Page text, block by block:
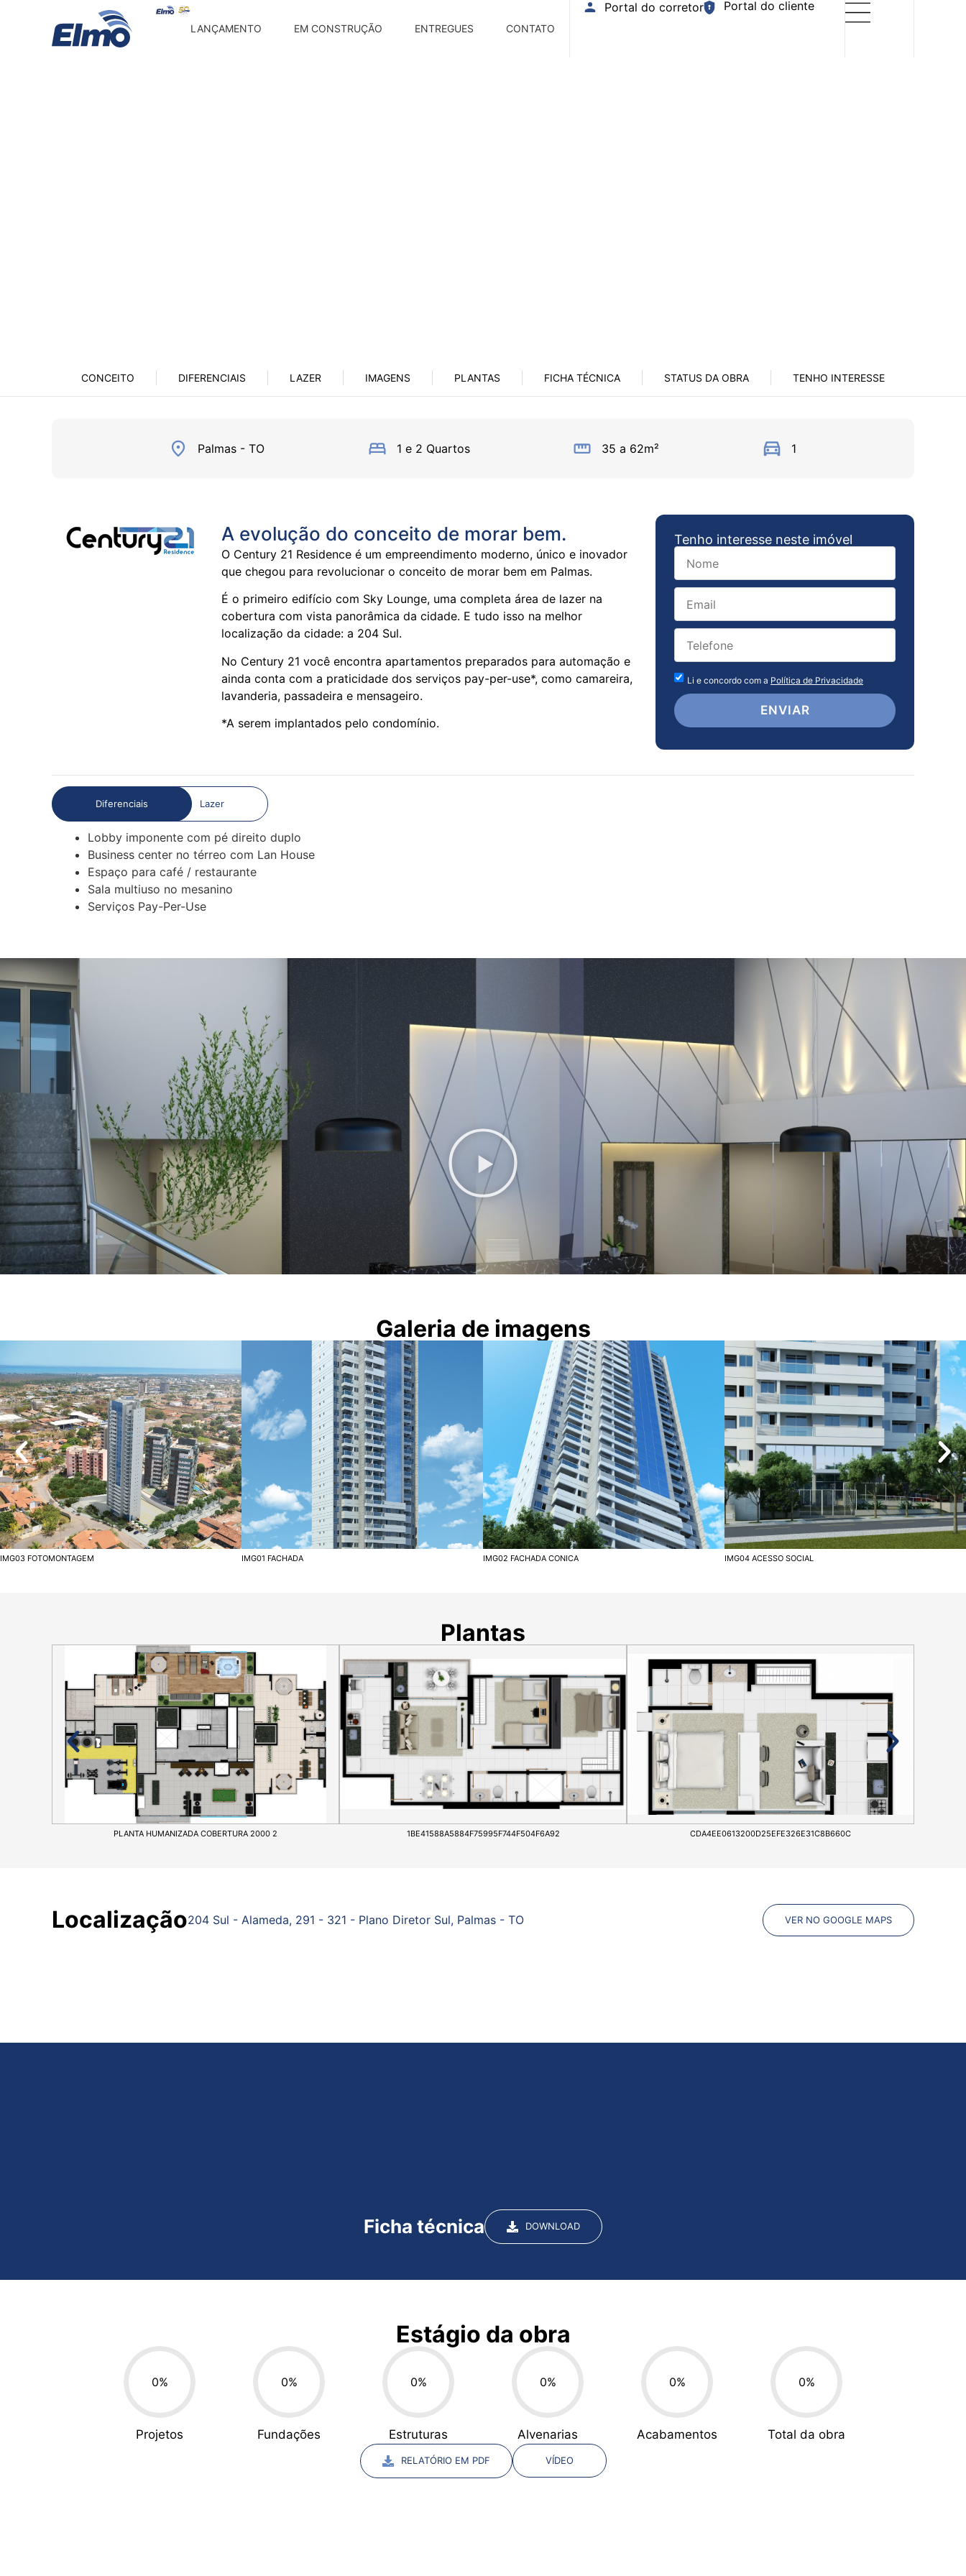
LANÇAMENTO EM CONSTRUÇÃO ENTREGUES CONTATO
Portal do corretor Portal do cliente
CONCEITO DIFERENCIAIS LAZER IMAGENS PLANTAS FICHA TÉCNICA STATUS DA OBRA TENHO INTERESSE
Palmas - TO 1 e 2 Quartos 35 a 62m² 1
A evolução do conceito de morar bem.
O Century 21 Residence é um empreendimento moderno, único e inovador
que chegou para revolucionar o conceito de morar bem em Palmas.
É o primeiro edifício com Sky Lounge, uma completa área de lazer na
cobertura com vista panorâmica da cidade. E tudo isso na melhor
localização da cidade: a 204 Sul.
No Century 21 você encontra apartamentos preparados para automação e
ainda conta com a praticidade dos serviços pay-per-use*, como camareira,
lavanderia, passadeira e mensageiro.
*A serem implantados pelo condomínio.
Tenho interesse neste imóvel
Li e concordo com a Política de Privacidade
ENVIAR
Diferenciais Lazer
Lobby imponente com pé direito duplo
Business center no térreo com Lan House
Espaço para café / restaurante
Sala multiuso no mesanino
Serviços Pay-Per-Use
Galeria de imagens
IMG03 FOTOMONTAGEM IMG01 FACHADA IMG02 FACHADA CONICA IMG04 ACESSO SOCIAL
Plantas
PLANTA HUMANIZADA COBERTURA 2000 2 1BE41588A5884F75995F744F504F6A92 CDA4EE0613200D25EFE326E31C8B660C
Localização204 Sul - Alameda, 291 - 321 - Plano Diretor Sul, Palmas - TO VER NO GOOGLE MAPS
Ficha técnica DOWNLOAD
Estágio da obra
0%
Projetos
0%
Fundações
0%
Estruturas
0%
Alvenarias
0%
Acabamentos
0%
Total da obra
RELATÓRIO EM PDF VÍDEO